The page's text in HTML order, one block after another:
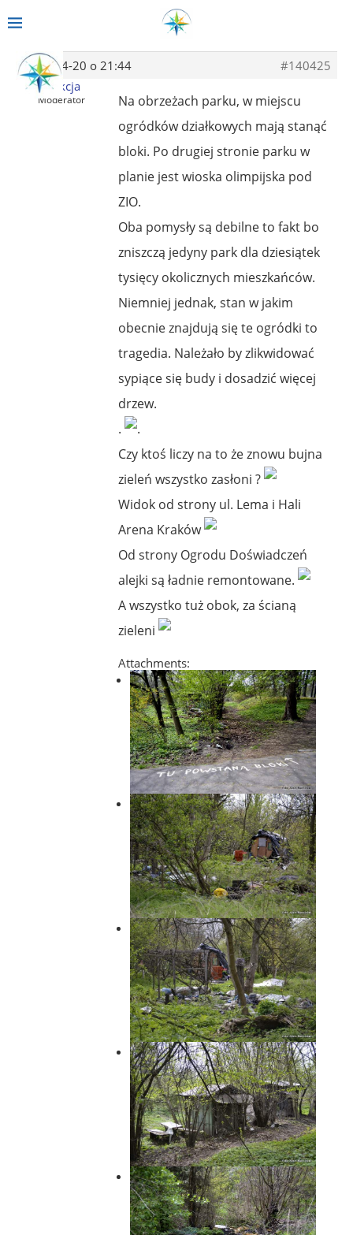
2014-04-20 o 21:44
#140425
Redakcja
Moderator
Na obrzeżach parku, w miejscu
ogródków działkowych mają stanąć
bloki. Po drugiej stronie parku w
planie jest wioska olimpijska pod
ZIO.
Oba pomysły są debilne to fakt bo
zniszczą jedyny park dla dziesiątek
tysięcy okolicznych mieszkańców.
Niemniej jednak, stan w jakim
obecnie znajdują się te ogródki to
tragedia. Należało by zlikwidować
sypiące się budy i dosadzić więcej
drzew.
.
.
Czy ktoś liczy na to że znowu bujna
zieleń wszystko zasłoni ?
Widok od strony ul. Lema i Hali
Arena Kraków
Od strony Ogrodu Doświadczeń
alejki są ładnie remontowane.
A wszystko tuż obok, za ścianą
zieleni
Attachments: